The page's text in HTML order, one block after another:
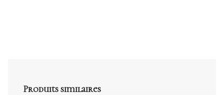
Produits similaires